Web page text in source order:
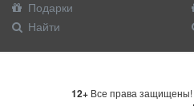
Подарки
Найти
12+ Все права